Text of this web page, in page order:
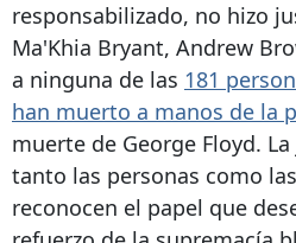
responsabilizado, no hizo
Ma'Khia Bryant, Andrew
a ninguna de las 181
han muerto a manos de la
muerte de George Floyd.
tanto las personas como
reconocen el papel que